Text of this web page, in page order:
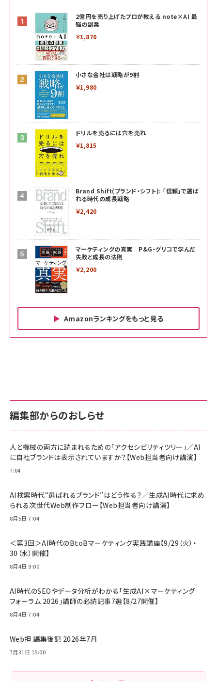
2億円を売り上げたプロが教える note×AI 最
強の副業
￥1,870
小さな会社は戦略が9割
￥1,980
ドリルを売るには穴を売れ
￥1,815
Brand Shift(ブランド・シフト): 「信頼」で選ば
れる時代の成長戦略
￥2,420
マーケティングの真実 P&G・グリコで学んだ
失敗と成長の法則
￥2,200
Amazonランキングをもっと見る
￥880
anan(アンアン)2026/06/24号 No.2500増刊
スペシャルエディション[王道エンタメの矜持／
￥1,100
年後半、あなたの恋と運命／山田涼介]
￥880
Amazonランキングをもっと見る
サポート正規品 メーカー保証5年 KLMEA128G
NIMASO ガラスフィルム iPhone 17 用 保護フィ
すい ガイド枠付き いPhone17 (6.3インチ) 対応
2枚セット DSP25F1698
￥1,599
【New】Amazon Fire TV Stick HD | 手軽にスト
レイヤー
￥6,980
Anker Soundcore P31i (Bluetooth 6.1) 【完
全ワイヤレスイヤホン/アクティブノイズキャンセリ
ング/マルチポイント接続 / 最大50時間再生 / PSE
Anker PowerLine III Flow USB-C & USB-C
ケーブル Anker絡まないケーブル 240W 結束バン
ド付き USB PD対応 シリコン素材採用 iPhone
17 / 16 / 15 / Galaxy iPad Pro MacBook
Amazonランキングをもっと見る
サポート正規品 メーカー保証5年 KLMEA128G
Amazon eギフトカード - Amazonロゴ - クラ
￥5,000
ケーブル Anker絡まないケーブル 240W 結束バン
17 / 16 / 15 / Galaxy iPad Pro MacBook
Pro/Air 各種対応 (1.8m ミッドナイトブラック)
￥1,890
キャンペーン】
￥4,857
編集部からのおしらせ
人と機械の両方に読まれるための「アクセシビリティツリー」／AI
に自社ブランドは表示されていますか？【Web担当者向け講演】
7:04
AI検索時代“選ばれるブランド”はどう作る？／生成AI時代に求め
られる次世代Web制作フロー【Web担当者向け講演】
8月5日 7:04
＜第3回＞AI時代のBtoBマーケティング実践講座【9/29（火）・
30（水）開催】
8月4日 9:00
AI時代のSEOやデータ分析がわかる「生成AI×マーケティング
フォーラム 2026」講師の必読記事7選【8/27開催】
8月4日 7:04
Web担 編集後記 2026年7月
7月31日 15:00